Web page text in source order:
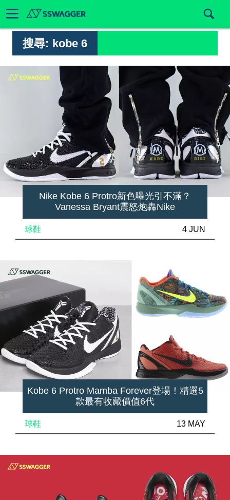
搜尋: kobe 6
Nike Kobe 6 Protro新色曝光引不滿？
Vanessa Bryant震怒炮轟Nike
球鞋 4 JUN
Kobe 6 Protro Mamba Forever登場！精選5
款最有收藏價值6代
球鞋 13 MAY